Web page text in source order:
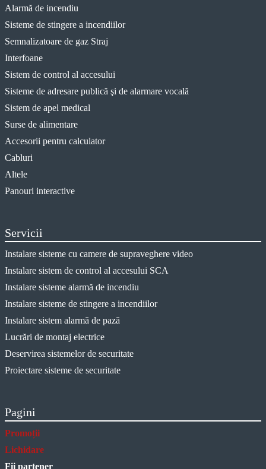
Alarmă de incendiu
Sisteme de stingere a incendiilor
Semnalizatoare de gaz Straj
Interfoane
Sistem de control al accesului
Sisteme de adresare publică şi de alarmare vocală
Sistem de apel medical
Surse de alimentare
Accesorii pentru calculator
Cabluri
Altele
Panouri interactive
Servicii
Instalare sisteme cu camere de supraveghere video
Instalare sistem de control al accesului SCA
Instalare sisteme alarmă de incendiu
Instalare sisteme de stingere a incendiilor
Instalare sistem alarmă de pază
Lucrări de montaj electrice
Deservirea sistemelor de securitate
Proiectare sisteme de securitate
Pagini
Promoții
Lichidare
Fii partener